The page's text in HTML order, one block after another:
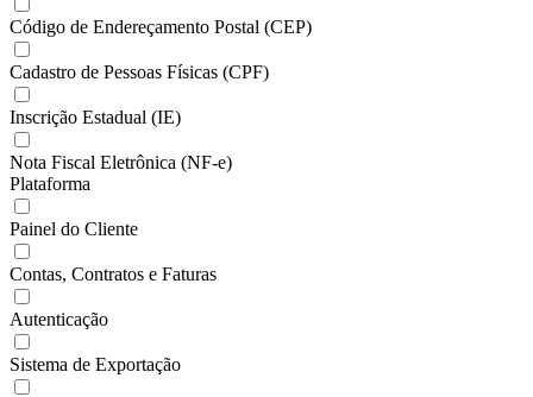
Código de Endereçamento Postal (CEP)
Cadastro de Pessoas Físicas (CPF)
Inscrição Estadual (IE)
Nota Fiscal Eletrônica (NF-e)
Plataforma
Painel do Cliente
Contas, Contratos e Faturas
Autenticação
Sistema de Exportação